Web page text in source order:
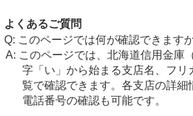
よくあるご質問
このページでは何が確認できます
このページでは、北海道信用金庫
字「い」から始まる支店名、フリ
覧で確認できます。各支店の詳細
電話番号の確認も可能です。